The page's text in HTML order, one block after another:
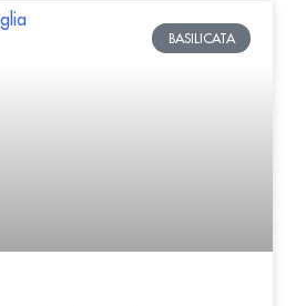
BASILICATA